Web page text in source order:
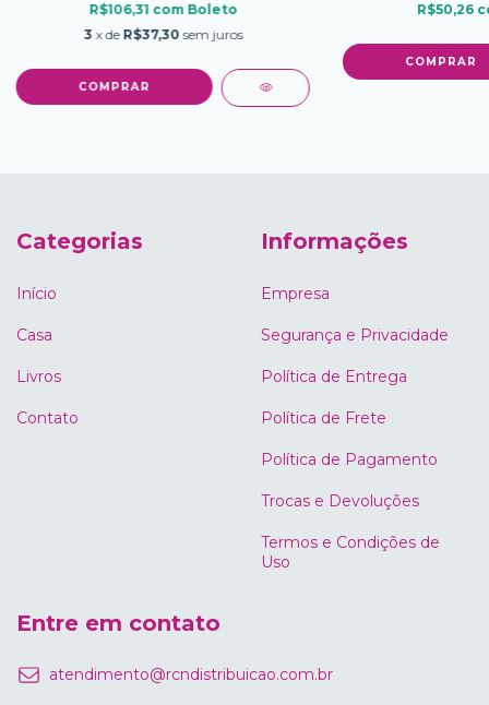
R$106,31 com Boleto
3 x de R$37,30 sem juros
COMPRAR
R$50,26
COMPRAR
Categorias
Início
Casa
Livros
Contato
Informações
Empresa
Segurança e Privacidade
Política de Entrega
Política de Frete
Política de Pagamento
Trocas e Devoluções
Termos e Condições de
Uso
Entre em contato
atendimento@rcndistribuicao.com.br